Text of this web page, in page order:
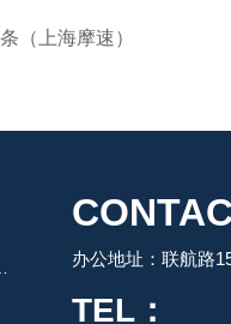
（上海摩速）
办公地址：联航路
TEL：